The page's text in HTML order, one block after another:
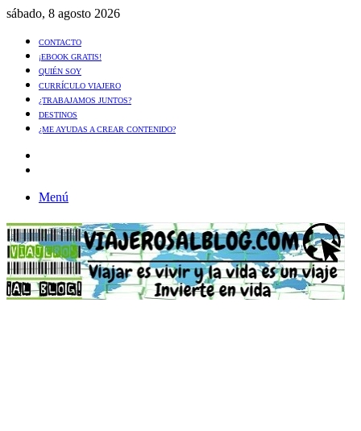
sábado, 8 agosto 2026
CONTACTO
¡EBOOK GRATIS!
QUIÉN SOY
CURRÍCULO VIAJERO
¿TRABAJAMOS JUNTOS?
DESTINOS
¿ME AYUDAS A CREAR CONTENIDO?
Menú